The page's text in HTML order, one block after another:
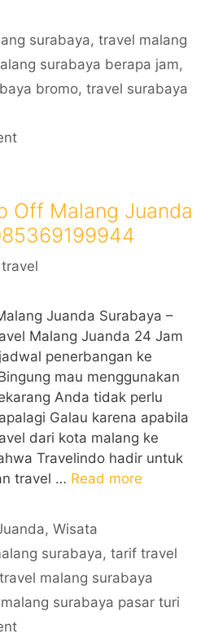
surabaya,travel malang
surabaya berapa jam,
bromo, travel surabaya
Off Malang Juanda
travel
Juanda Surabaya –
Malang Juanda 24 Jam
penerbangan ke
mau menggunakan
Anda tidak perlu
Galau karena apabila
dari kota malang ke
Travelindo hadir untuk
travel … Read more
,Wisata
surabaya,tarif travel
travel malang surabaya
surabaya pasar turi